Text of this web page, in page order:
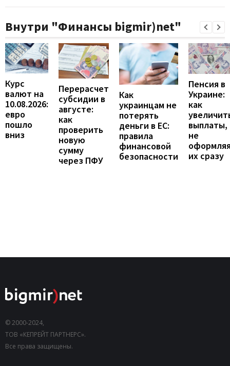
Внутри "Финансы bigmir)net"
Курс
валют на
10.08.2026:
евро
пошло
вниз
Перерасчет
субсидии в
августе:
как
проверить
новую
сумму
через ПФУ
Как
украинцам не
потерять
деньги в ЕС:
правила
финансовой
безопасности
Пенсия в
Украине:
как
выплаты,
не
их сразу
© 2000-2024,
ТОВ «КЕПРЕЙТ ПАРТНЕРС».
Все права защищены.